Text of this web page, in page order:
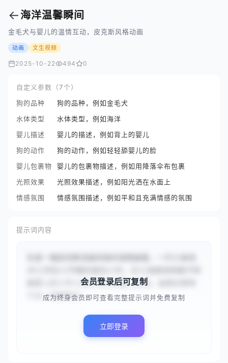
←海洋温馨瞬间
金毛犬与婴儿的温情互动，皮克斯风格动画
动画 文生视频
2025-10-22 494 0
自定义参数（7个）
狗的品种
狗的品种，例如金毛犬
水体类型
水体类型，例如海洋
婴儿描述
婴儿的描述，例如背上的婴儿
狗的动作
狗的动作，例如轻轻舔婴儿的脸
婴儿包裹物
婴儿的包裹物描述，例如用降落伞布包裹
光照效果
光照效果描述，例如阳光洒在水面上
情感氛围
情感氛围描述，例如平和且充满情感的氛围
提示词内容
触婴儿的小手}}地与背上的婴儿互动。画面应聚焦
于这一温馨瞬间，...
会员登录后可复制
成为终身会员即可查看完整提示词并免费复制
立即登录